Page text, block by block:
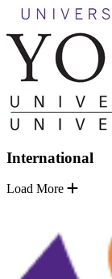
International
Load More